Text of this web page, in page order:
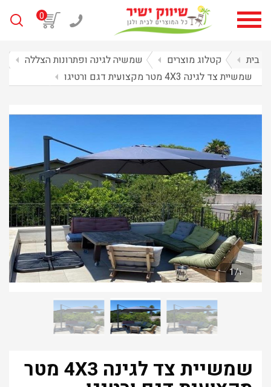
0
בית arrow_left קטלוג מוצרים arrow_left שמשיה לגינה ופתרונות הצללה arrow_left
שמשיית צד לגינה 4X3 מטר מקצועית דגם ורטיגו
arrow_left
1/1
שמשיית צד לגינה 4X3 מטר